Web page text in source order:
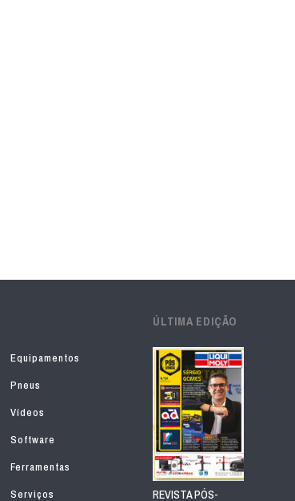
Equipamentos
Pneus
Vídeos
Software
Ferramentas
Serviços
ÚLTIMA EDIÇÃO
REVISTA PÓS-